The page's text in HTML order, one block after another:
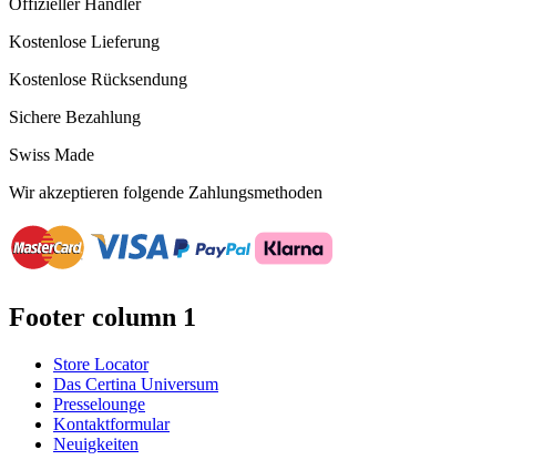
Offizieller Händler
Kostenlose Lieferung
Kostenlose Rücksendung
Sichere Bezahlung
Swiss Made
Wir akzeptieren folgende Zahlungsmethoden
Footer column 1
Store Locator
Das Certina Universum
Presselounge
Kontaktformular
Neuigkeiten